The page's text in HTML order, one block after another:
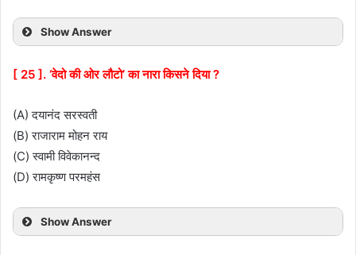
Show Answer
[ 25 ]. ‘वेदो की ओर लौटो’ का नारा किसने दिया ?
(A) दयानंद सरस्वती
(B) राजाराम मोहन राय
(C) स्वामी विवेकानन्द
(D) रामकृष्ण परमहंस
Show Answer